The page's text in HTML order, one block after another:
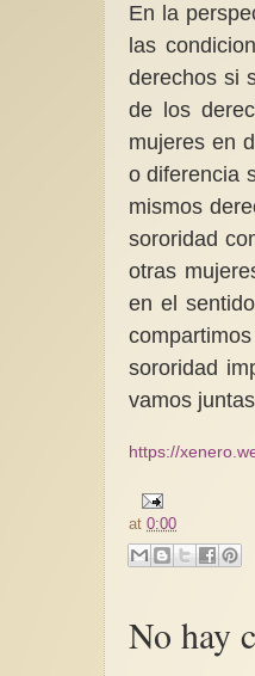
En la
las
derechos si
de los
mujeres en
o diferencia
mismos
sororidad
otras
en el
sororidad
vamos
https://
at0:00
No hay